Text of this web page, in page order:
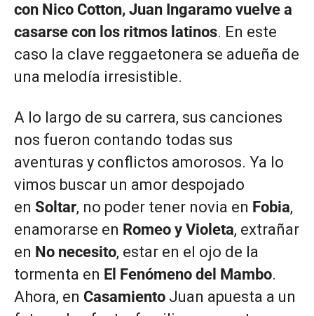
con Nico Cotton, Juan Ingaramo vuelve a
casarse con los ritmos latinos. En este
caso la clave reggaetonera se adueña de
una melodía irresistible.
A lo largo de su carrera, sus canciones
nos fueron contando todas sus
aventuras y conflictos amorosos. Ya lo
vimos buscar un amor despojado
en Soltar, no poder tener novia en Fobia,
enamorarse en Romeo y Violeta, extrañar
en No necesito, estar en el ojo de la
tormenta en El Fenómeno del Mambo.
Ahora, en Casamiento Juan apuesta a un